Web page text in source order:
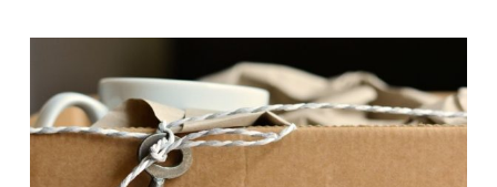
er lige solrig og varm. Med en ov...